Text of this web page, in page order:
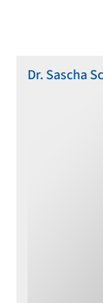
Dr. Sascha